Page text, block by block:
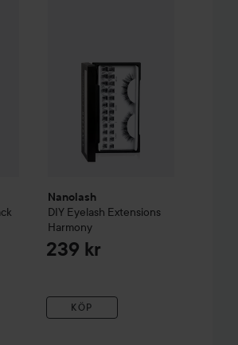
Nanolash
DIY Eyelash Extensions
Harmony
239 kr
KÖP